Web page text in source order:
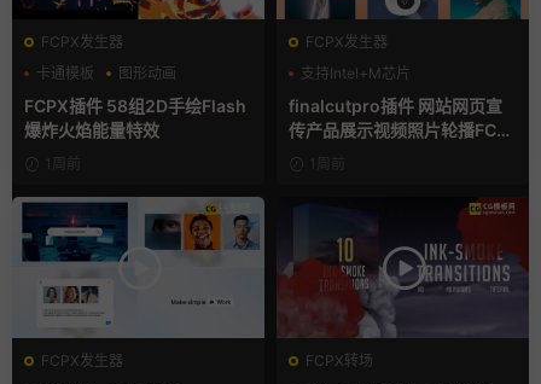
FCPX发生器
卡通模板
图形动画
手绘风
FCPX插件 58组2D手绘Flash
爆炸火焰能量特效
1周前
FCPX发生器
支持Intel+M芯片
finalcutpro插件 网站网页宣
传产品展示视频照片轮播FCP
X插件1周前
FCPX发生器
FCPX转场